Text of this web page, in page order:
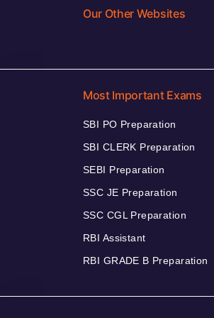
Our Other Websites
Most Important Exams
SBI PO Preparation
SBI CLERK Preparation
SEBI Preparation
SSC JE Preparation
SSC CGL Preparation
RBI Assistant
RBI GRADE B Preparation